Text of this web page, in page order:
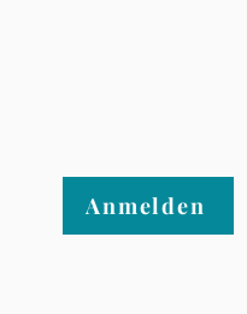
Anmelden